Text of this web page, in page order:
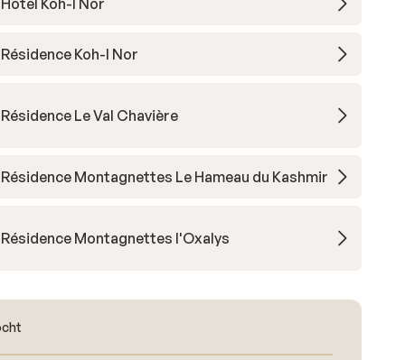
Hotel Koh-I Nor
Résidence Koh-I Nor
Résidence Le Val Chavière
Résidence Montagnettes Le Hameau du Kashmir
Résidence Montagnettes l'Oxalys